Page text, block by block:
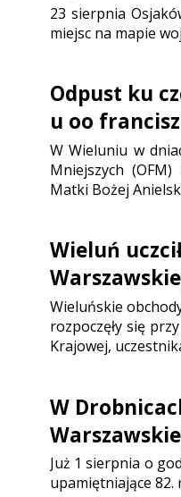
23 sierpnia
miejsc na mapie
Odpust ku
u oo
W Wieluniu w
Mniejszych
Matki Bożej
Wieluń
Wieluńskie
rozpoczęły się
Krajowej,
W
Już 1 sierpnia o
upamiętniające 82.